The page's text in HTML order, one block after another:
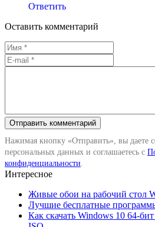
Ответить
Оставить комментарий
Нажимая кнопку «Отправить», вы даете
персональных данных и соглашаетесь с
конфиденциальности
Интересное
Живые обои на рабочий стол
Лучшие бесплатные
Как скачать Windows 10 64-